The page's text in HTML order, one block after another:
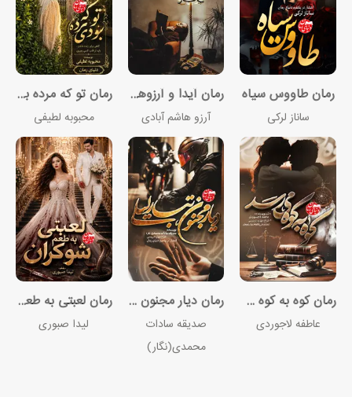
رمان طاووس سیاه
ساناز لرکی
رمان آیدا و آرزوهای پوشالی
آرزو هاشم آبادی
رمان تو که مرده بودی
محبوبه لطیفی
رمان کوه به کوه می‌رسد
عاطفه لاجوردی
رمان دیار مجنون تبار لیلی
صدیقه سادات
محمدی(نگار)
رمان لعبتی به طعم شوکران
لیدا صبوری